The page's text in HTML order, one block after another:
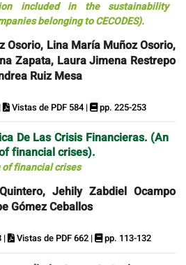
included in the sustainability
belonging to CECODES).
Osorio, Lina María Muñoz Osorio,
Zapata, Laura Jimena Restrepo
Ruiz Mesa
Vistas de PDF 584 | pp. 225-253
De Las Crisis Financieras. (An
financial crises).
financial crises
Jehily Zabdiel Ocampo
Gómez Ceballos
| Vistas de PDF 662 | pp. 113-132